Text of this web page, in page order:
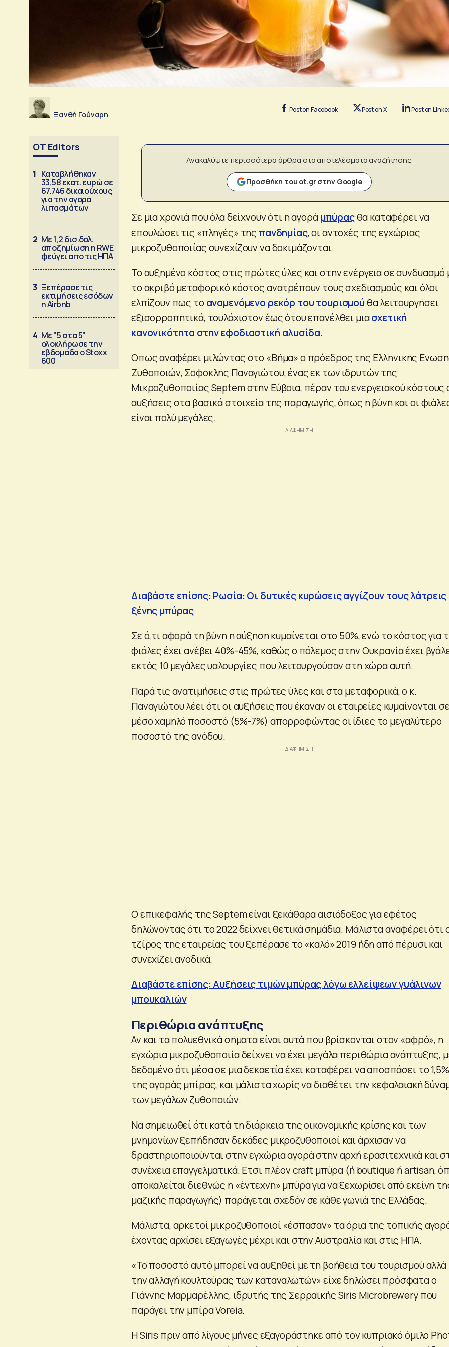
Ξανθή Γούναρη
Post on Facebook Post on X Post on
OT Editors
1 Καταβλήθηκαν
33,58 εκατ. ευρώ σε
67.746 δικαιούχους
για την αγορά
λιπασμάτων
2 Με 1,2 δισ.δολ.
αποζημίωση η RWE
φεύγει απο τις ΗΠΑ
3 Ξεπέρασε τις
εκτιμήσεις εσόδων
η Airbnb
4 Με "5 στα 5"
ολοκλήρωσε την
εβδομάδα ο Stoxx
600
Ανακαλύψτε περισσότερα άρθρα στα αποτελέσματα αναζήτησης
Προσθήκη του ot.gr στην Google
Σε μια χρονιά που όλα δείχνουν ότι η αγοράμπύραςθα καταφέρει να
επουλώσει τις «πληγές» της πανδημίας, οι αντοχές της εγχώριας
μικροζυθοποιίας συνεχίζουν να δοκιμάζονται.
Το αυξημένο κόστος στις πρώτες ύλες και στην ενέργεια σε συνδυασμό
το ακριβό μεταφορικό κόστος ανατρέπουν τους σχεδιασμούς και όλοι
ελπίζουν πως τοαναμενόμενο ρεκόρ του τουρισμούθα λειτουργήσει
εξισορροπητικά, τουλάχιστον έως ότου επανέλθει μιασχετική
κανονικότητα στην εφοδιαστική αλυσίδα.
Οπως αναφέρει μιλώντας στο «Βήμα» ο πρόεδρος της Ελληνικής
Ζυθοποιών, Σοφοκλής Παναγιώτου, ένας εκ των ιδρυτών της
Μικροζυθοποιίας Septem στην Εύβοια, πέραν του ενεργειακού κόστους
αυξήσεις στα βασικά στοιχεία της παραγωγής, όπως η βύνη και οι
είναι πολύ μεγάλες.
Διαβάστε επίσης: Ρωσία: Οι δυτικές κυρώσεις αγγίζουν τους
ξένης μπύρας
Σε ό,τι αφορά τη βύνη η αύξηση κυμαίνεται στο 50%, ενώ το κόστος για
φιάλες έχει ανέβει 40%-45%, καθώς ο πόλεμος στην Ουκρανία έχει
εκτός 10 μεγάλες υαλουργίες που λειτουργούσαν στη χώρα αυτή.
Παρά τις ανατιμήσεις στις πρώτες ύλες και στα μεταφορικά, ο κ.
Παναγιώτου λέει ότι οι αυξήσεις που έκαναν οι εταιρείες κυμαίνονται σε
μέσο χαμηλό ποσοστό (5%-7%) απορροφώντας οι ίδιες το μεγαλύτερο
ποσοστό της ανόδου.
Ο επικεφαλής της Septem είναι ξεκάθαρα αισιόδοξος για εφέτος
δηλώνοντας ότι το 2022 δείχνει θετικά σημάδια. Μάλιστα αναφέρει ότι
τζίρος της εταιρείας του ξεπέρασε το «καλό» 2019 ήδη από πέρυσι και
συνεχίζει ανοδικά.
Διαβάστε επίσης: Αυξήσεις τιμών μπύρας λόγω ελλείψεων γυάλινων
μπουκαλιών
Περιθώρια ανάπτυξης
Αν και τα πολυεθνικά σήματα είναι αυτά που βρίσκονται στον «αφρό», η
εγχώρια μικροζυθοποιία δείχνει να έχει μεγάλα περιθώρια ανάπτυξης,
δεδομένο ότι μέσα σε μια δεκαετία έχει καταφέρει να αποσπάσει το
της αγοράς μπίρας, και μάλιστα χωρίς να διαθέτει την κεφαλαιακή
των μεγάλων ζυθοποιών.
Να σημειωθεί ότι κατά τη διάρκεια της οικονομικής κρίσης και των
μνημονίων ξεπήδησαν δεκάδες μικροζυθοποιοί και άρχισαν να
δραστηριοποιούνται στην εγχώρια αγορά στην αρχή ερασιτεχνικά και
συνέχεια επαγγελματικά. Ετσι πλέον craft μπύρα (ή boutique ή artisan,
αποκαλείται διεθνώς η «έντεχνη» μπύρα για να ξεχωρίσει από εκείνη
μαζικής παραγωγής) παράγεται σχεδόν σε κάθε γωνιά της Ελλάδας.
Μάλιστα, αρκετοί μικροζυθοποιοί «έσπασαν» τα όρια της τοπικής
έχοντας αρχίσει εξαγωγές μέχρι και στην Αυστραλία και στις ΗΠΑ.
«Το ποσοστό αυτό μπορεί να αυξηθεί με τη βοήθεια του τουρισμού αλλά
την αλλαγή κουλτούρας των καταναλωτών» είχε δηλώσει πρόσφατα ο
Γιάννης Μαρμαρέλλης, ιδρυτής της Σερραϊκής Siris Microbrewery που
παράγει την μπίρα Voreia.
Η Siris πριν από λίγους μήνες εξαγοράστηκε από τον κυπριακό όμιλο